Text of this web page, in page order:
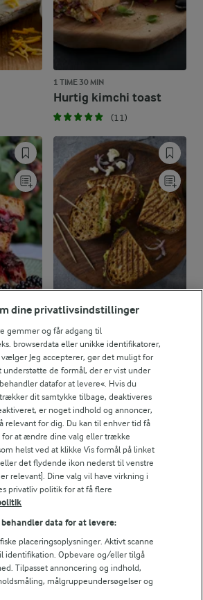
1 TIME 30 MIN
Hurtig kimchi toast
(11)
20 MIN
Vegetar toast
(8)
15 MIN
Toast med spejlæg,
ost, tomat og bagt
skinke
dine privatlivsindstillinger
gemmer og får adgang til
browserdata eller unikke identifikatorer,
Jeg accepterer, gør det muligt for
understøtte de formål, der er vist under
datafor at levere«. Hvis du
dit samtykke tilbage, deaktiveres
er noget indhold og annoncer,
relevant for dig. Du kan til enhver tid få
at ændre dine valg eller trække
helst ved at klikke Vis formål på linket
det flydende ikon nederst til venstre
relevant]. Dine valg vil have virkning i
privatliv politik for at få flere
data for at levere:
placeringsoplysninger. Aktivt scanne
identifikation. Opbevare og/eller tilgå
Tilpasset annoncering og indhold,
målgruppeundersøgelser og